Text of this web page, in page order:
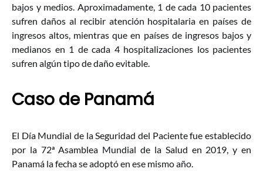
bajos y medios. Aproximadamente, 1 de cada 10 pacientes
sufren daños al recibir atención hospitalaria en países de
ingresos altos, mientras que en países de ingresos bajos y
medianos en 1 de cada 4 hospitalizaciones los pacientes
sufren algún tipo de daño evitable.
Caso de Panamá
El Día Mundial de la Seguridad del Paciente fue establecido
por la 72ª Asamblea Mundial de la Salud en 2019, y en
Panamá la fecha se adoptó en ese mismo año.